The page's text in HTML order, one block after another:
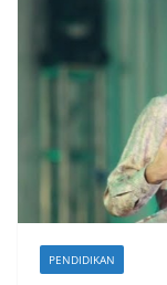
PENDIDIKAN